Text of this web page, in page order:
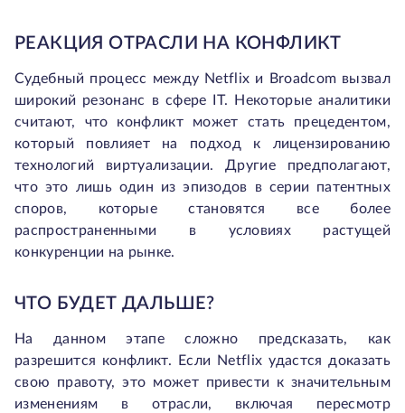
РЕАКЦИЯ ОТРАСЛИ НА КОНФЛИКТ
Судебный процесс между Netflix и Broadcom вызвал
широкий резонанс в сфере IT. Некоторые аналитики
считают, что конфликт может стать прецедентом,
который повлияет на подход к лицензированию
технологий виртуализации. Другие предполагают,
что это лишь один из эпизодов в серии патентных
споров, которые становятся все более
распространенными в условиях растущей
конкуренции на рынке.
ЧТО БУДЕТ ДАЛЬШЕ?
На данном этапе сложно предсказать, как
разрешится конфликт. Если Netflix удастся доказать
свою правоту, это может привести к значительным
изменениям в отрасли, включая пересмотр